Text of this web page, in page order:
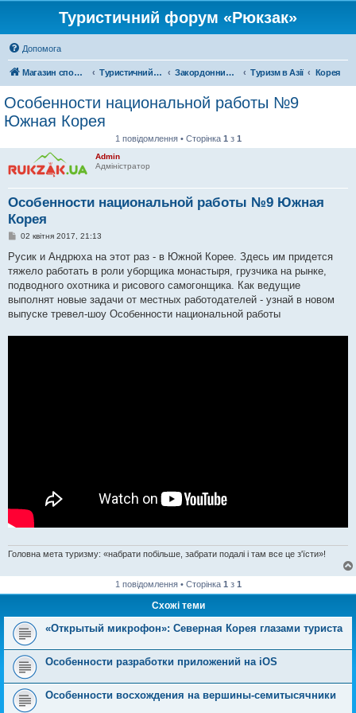
Туристичний форум «Рюкзак»
Допомога
Магазин спорядження Туристичний форум «Рюкзак» Закордонний туризм Туризм в Азії Корея
Особенности национальной работы №9
Южная Корея
1 повідомлення • Сторінка 1 з 1
Admin
Адміністратор
Особенности национальной работы №9 Южная
Корея
П
в
і
д
о
м
л
е
02 квітня 2017, 21:13
Русик и Андрюха на этот раз - в Южной Корее. Здесь им придется
тяжело работать в роли уборщика монастыря, грузчика на рынке,
подводного охотника и рисового самогонщика. Как ведущие
выполнят новые задачи от местных работодателей - узнай в новом
выпуске тревел-шоу Особенности национальной работы
Головна мета туризму: «набрати побільше, забрати подалі і там все це з'їсти»!
1 повідомлення • Сторінка 1 з 1
Схожі теми
«Открытый микрофон»: Северная Корея глазами туриста
Особенности разработки приложений на iOS
Особенности восхождения на вершины-семитысячники